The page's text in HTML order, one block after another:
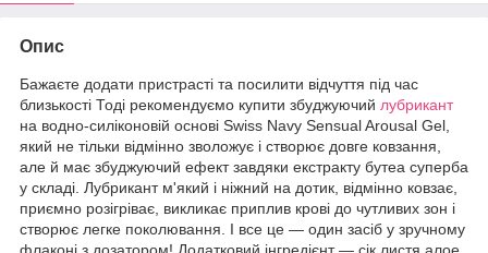
Опис
Бажаєте додати пристрасті та посилити відчуття під час
близькості Тоді рекомендуємо купити збуджуючий лубрикант
на водно-силіконовій основі Swiss Navy Sensual Arousal Gel,
який не тільки відмінно зволожує і створює довге ковзання,
але й має збуджуючий ефект завдяки екстракту бутеа суперба
у складі. Лубрикант м'який і ніжний на дотик, відмінно ковзає,
приємно розігріває, викликає приплив крові до чутливих зон і
створює легке поколювання. І все це — один засіб у зручному
флаконі з дозатором! Додатковий інгредієнт — сік листя алое